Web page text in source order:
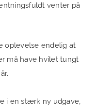
venter på
oplevelse endelig at
må have hvilet tungt
i en stærk ny udgave,